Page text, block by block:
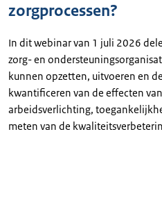
zorgprocessen?
In dit webinar van 1 juli 2026
zorg- en
kunnen opzetten, uitvoeren en
kwantificeren van de effecten
arbeidsverlichting,
meten van de